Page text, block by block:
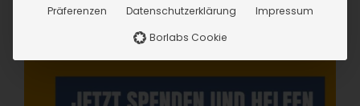
Präferenzen Datenschutzerklärung
Impressum
Borlabs Cookie